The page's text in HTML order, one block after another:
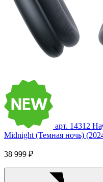
арт. 14312
Midnight (Темная ночь)
38 999 ₽